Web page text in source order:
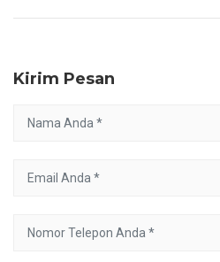
Kirim Pesan